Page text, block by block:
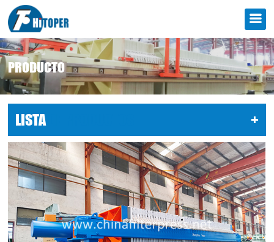
PRODUCTO
LISTA +